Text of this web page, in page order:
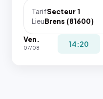
TarifSecteur 1
LieuBrens (81600)
Ven.
07/08 14:20